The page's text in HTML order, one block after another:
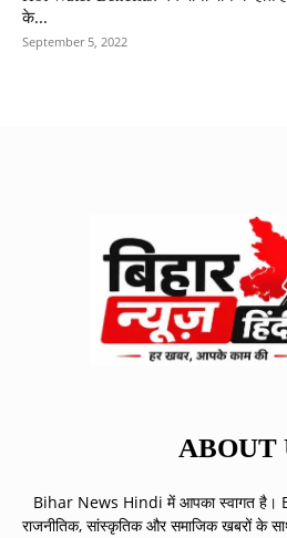
के...
September 5, 2022
ABOUT
Bihar News Hindi में आपका स्वागत है।
राजनीतिक, सांस्कृतिक और समाजिक खबरों के